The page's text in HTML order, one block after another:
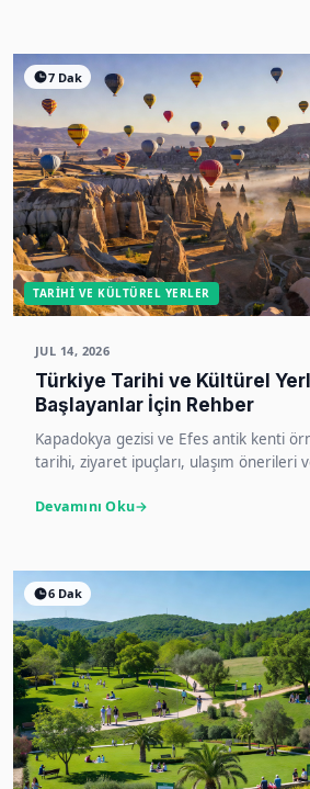
7 Dak
TARIHI VE KÜLTÜREL YERLER
JUL 14, 2026
Türkiye Tarihi ve Kültürel
Başlayanlar İçin Rehber
Kapadokya gezisi ve Efes antik kenti
tarihi, ziyaret ipuçları, ulaşım önerileri
Devamını Oku
6 Dak